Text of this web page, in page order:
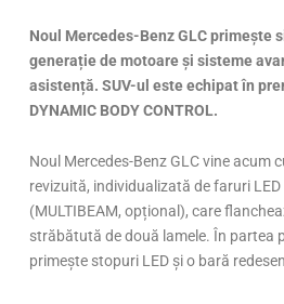
Noul Mercedes-Benz GLC primește
generație de motoare și sisteme
asistență. SUV-ul este echipat în
DYNAMIC BODY CONTROL.
Noul Mercedes-Benz GLC vine acum
revizuită, individualizată de faruri
(MULTIBEAM, opțional), care
străbătută de două lamele. În partea
primește stopuri LED și o bară